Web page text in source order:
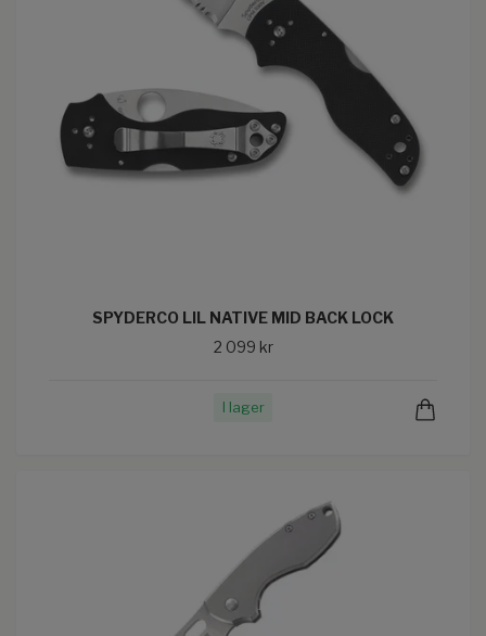
SPYDERCO LIL NATIVE MID BACK LOCK
2 099 kr
I lager